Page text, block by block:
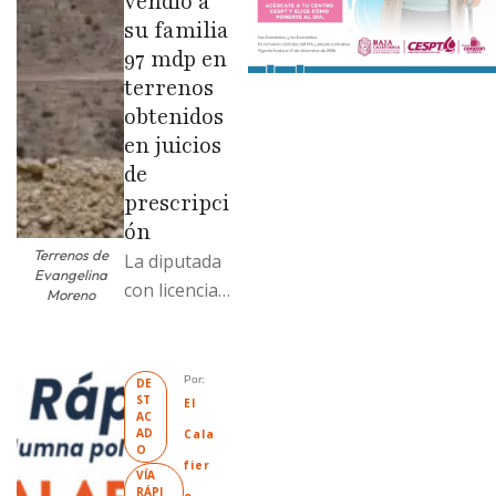
Terrenos de
Evangelina
Moreno
su familia
97 mdp en
terrenos
obtenidos
en juicios
de
prescripci
ón
La diputada
con licencia
antecedente
s de
prescripción
positiva; uno
DE
ST
AC
AD
O
VÍA
RÁPI
Por:
El
Cala
fier